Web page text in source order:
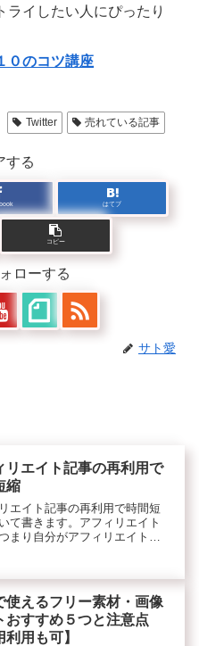
ライしたい人にぴったり
０のコツ講座
Twitter 売れている記事
する
はてブ
コピー
ローする
サト愛
リエイト記事の再利用で
縮
エイト記事の再利用で時間短
て書きます。アフィリエイト
まり自分がアフィリエイトし
、自分の記事でもコピペした
事だとグーグルから嫌われて
使えるフリー素材・画像
おすすめ５つと注意点
利用も可】